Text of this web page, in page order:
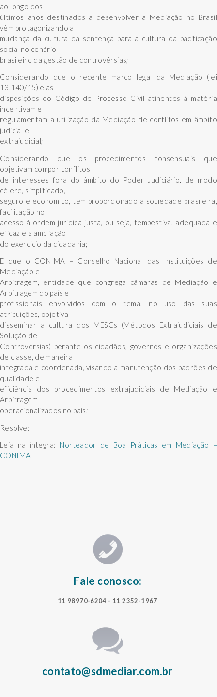
ao longo dos
últimos anos destinados a desenvolver a Mediação no Brasil
vêm protagonizando a
mudança da cultura da sentença para a cultura da pacificação
social no cenário
brasileiro da gestão de controvérsias;
Considerando que o recente marco legal da Mediação (lei
13.140/15) e as
disposições do Código de Processo Civil atinentes à matéria
incentivam e
regulamentam a utilização da Mediação de conflitos em âmbito
judicial e
extrajudicial;
Considerando que os procedimentos consensuais que
objetivam compor conflitos
de interesses fora do âmbito do Poder Judiciário, de modo
célere, simplificado,
seguro e econômico, têm proporcionado à sociedade brasileira,
facilitação no
acesso à ordem jurídica justa, ou seja, tempestiva, adequada e
eficaz e a ampliação
do exercício da cidadania;
E que o CONIMA – Conselho Nacional das Instituições de
Mediação e
Arbitragem, entidade que congrega câmaras de Mediação e
Arbitragem do país e
profissionais envolvidos com o tema, no uso das suas
atribuições, objetiva
disseminar a cultura dos MESCs (Métodos Extrajudiciais de
Solução de
Controvérsias) perante os cidadãos, governos e organizações
de classe, de maneira
integrada e coordenada, visando a manutenção dos padrões de
qualidade e
eficiência dos procedimentos extrajudiciais de Mediação e
Arbitragem
operacionalizados no país;
Resolve:
Leia na íntegra: Norteador de Boa Práticas em Mediação –
CONIMA
Fale conosco:
11 98970-6204 - 11 2352-1967
contato@sdmediar.com.br